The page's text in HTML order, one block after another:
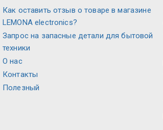
Как оставить отзыв о товаре в магазине
LEMONA electronics?
Запрос на запасные детали для бытовой
техники
О нас
Контакты
Полезный